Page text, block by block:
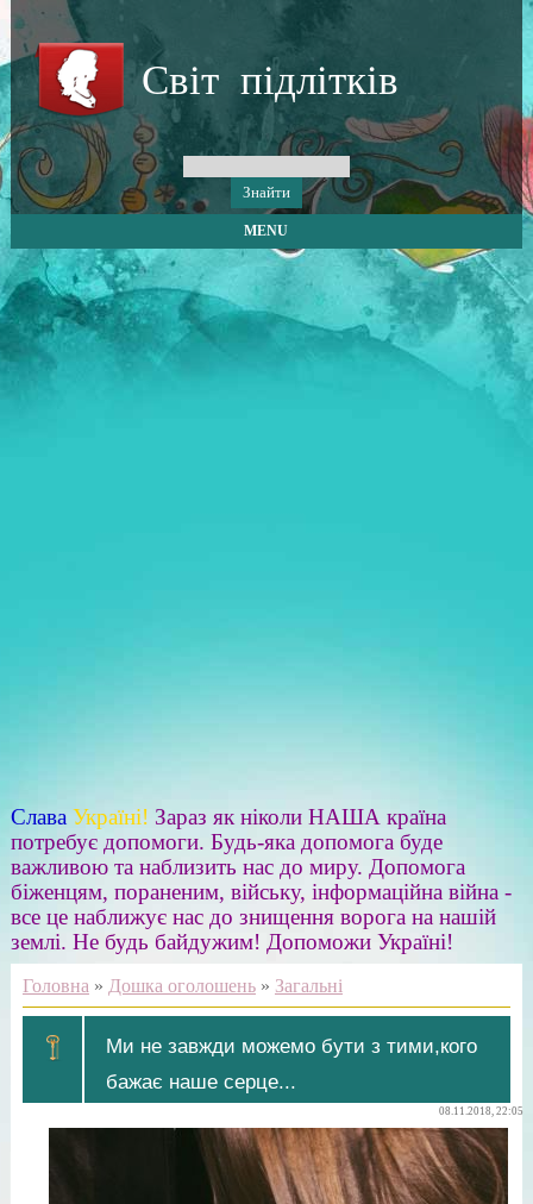
Світ підлітків
MENU
Слава Україні! Зараз як ніколи НАША країна
потребує допомоги. Будь-яка допомога буде
важливою та наблизить нас до миру. Допомога
біженцям, пораненим, війську, інформаційна війна -
все це наближує нас до знищення ворога на нашій
землі. Не будь байдужим! Допоможи Україні!
Головна » Дошка оголошень» Загальні
Ми не завжди можемо бути з тими,кого
бажає наше серце...
08.11.2018, 22:05